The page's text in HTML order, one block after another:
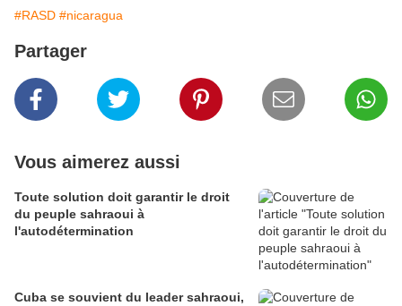
#RASD #nicaragua
Partager
Vous aimerez aussi
Toute solution doit garantir le droit
du peuple sahraoui à
l'autodétermination
Cuba se souvient du leader sahraoui,